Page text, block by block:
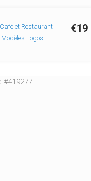
€19
Café et Restaurant
Modèles Logos